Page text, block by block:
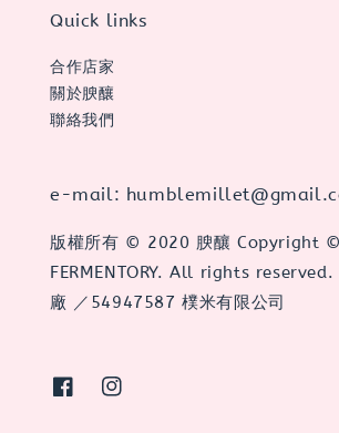
Quick links
合作店家
關於腴釀
聯絡我們
e-mail:
版權所有 © 2020 腴釀 Copyright
FERMENTORY. All rights reserved.
廠 ／54947587 樸米有限公司